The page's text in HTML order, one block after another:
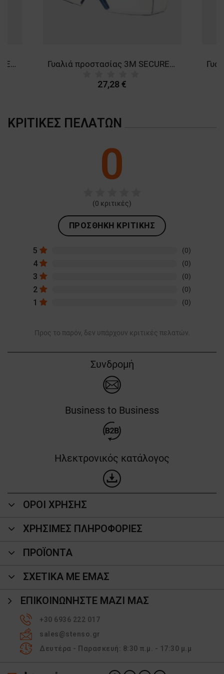
Γυαλιά προστασίας 3M SECUREFIT SF 1О2 BLUE Γυαλιά προστασίας 3M SECUREFIT SF 37О1
27,28 €
ΚΡΙΤΙΚΈΣ ΠΕΛΑΤΏΝ
0
(0 κριτικές)
ΠΡΟΣΘΉΚΗ ΚΡΙΤΙΚΉΣ
5 (0)
4 (0)
3 (0)
2 (0)
1 (0)
Προς το παρόν, δεν υπάρχουν κριτικές πελατών.
Συνδρομή
Business to Business
Ηλεκτρονικός κατάλογος
ΟΡΟΙ ΧΡΗΣΗΣ
ΧΡΗΣΙΜΕΣ ΠΛΗΡΟΦΟΡΙΕΣ
ΠΡΟΪΌΝΤΑ
ΣΧΕΤΙΚΑ ΜΕ ΕΜΑΣ
ΕΠΙΚΟΙΝΩΝΉΣΤΕ ΜΑΖΊ ΜΑΣ
+30 6936 222 017
sales@stenso.gr
Δευτέρα - Παρασκευή: 8:30 π.μ. - 17:30 μ.μ